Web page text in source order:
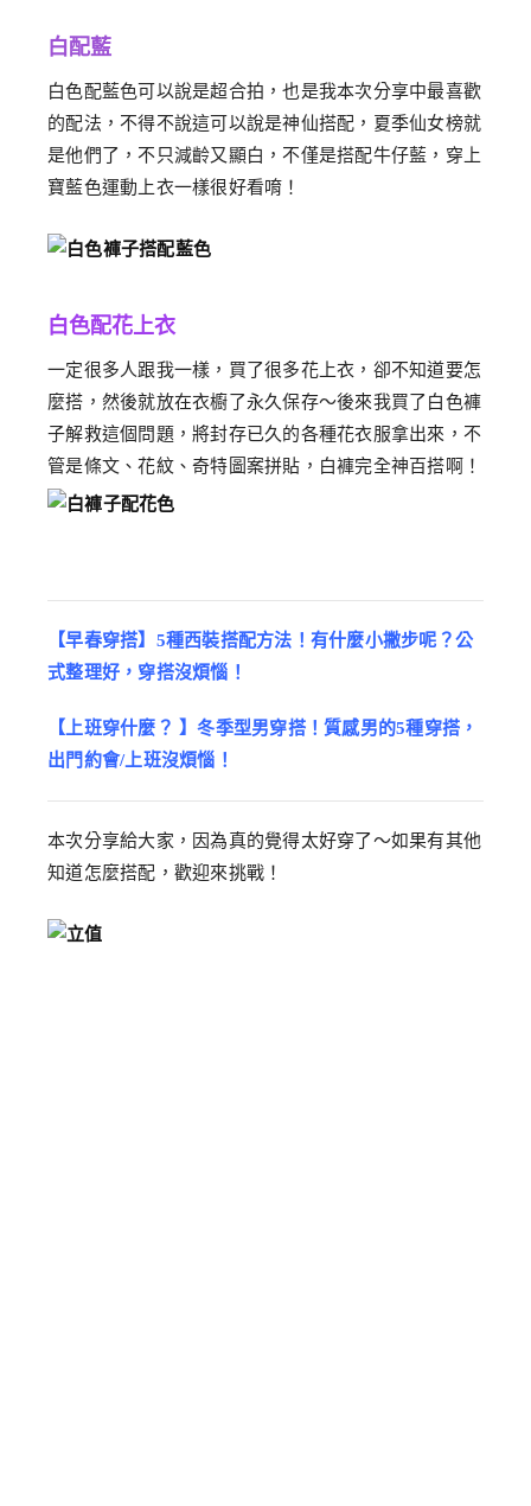
白配藍
白色配藍色可以說是超合拍，也是我本次分享中最喜歡
的配法，不得不說這可以說是神仙搭配，夏季仙女榜就
是他們了，不只減齡又顯白，不僅是搭配牛仔藍，穿上
寶藍色運動上衣一樣很好看唷！
白色配花上衣
一定很多人跟我一樣，買了很多花上衣，卻不知道要怎
麼搭，然後就放在衣櫥了永久保存～後來我買了白色褲
子解救這個問題，將封存已久的各種花衣服拿出來，不
管是條文、花紋、奇特圖案拼貼，白褲完全神百搭啊！
【早春穿搭】5種西裝搭配方法！有什麼小撇步呢？公
式整理好，穿搭沒煩惱！
【上班穿什麼？ 】冬季型男穿搭！質感男的5種穿搭，
出門約會/上班沒煩惱！
本次分享給大家，因為真的覺得太好穿了～如果有其他
知道怎麼搭配，歡迎來挑戰！